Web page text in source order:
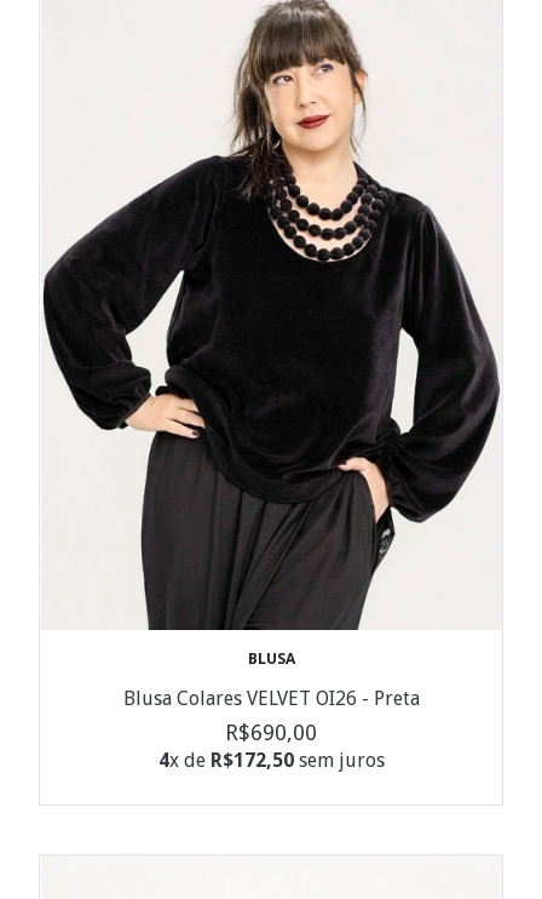
BLUSA
Blusa Colares VELVET OI26 - Preta
R$690,00
4x de R$172,50sem juros